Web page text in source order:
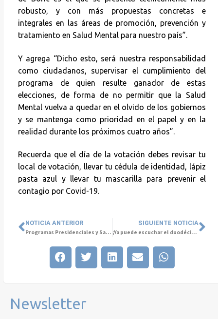
robusto, y con más propuestas concretas e
integrales en las áreas de promoción, prevención y
tratamiento en Salud Mental para nuestro país”.
Y agrega “Dicho esto, será nuestra responsabilidad
como ciudadanos, supervisar el cumplimiento del
programa de quien resulte ganador de estas
elecciones, de forma de no permitir que la Salud
Mental vuelva a quedar en el olvido de los gobiernos
y se mantenga como prioridad en el papel y en la
realidad durante los próximos cuatro años”.
Recuerda que el día de la votación debes revisar tu
local de votación, llevar tu cédula de identidad, lápiz
pasta azul y llevar tu mascarilla para prevenir el
contagio por Covid-19.
NOTICIA ANTERIOR
Programas Presidenciales y Salud Mental
SIGUIENTE NOTICIA
¡Ya puede escuchar el duodécimo episodio del podcast “Conversemos de Salud Mental”!
Newsletter